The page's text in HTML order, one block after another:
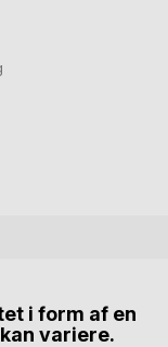
i form af en
variere.